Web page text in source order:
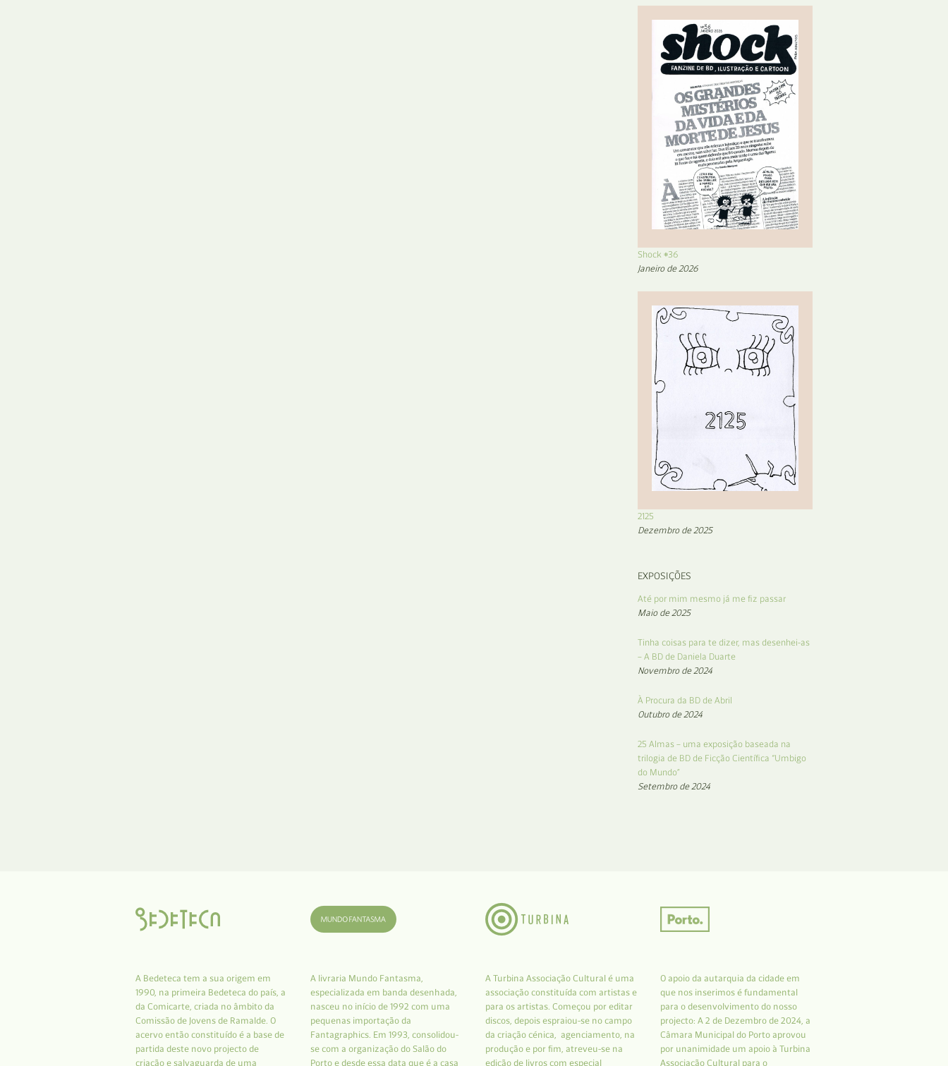
Shock #36
Janeiro de 2026
2125
Dezembro de 2025
EXPOSIÇÕES
Até por mim mesmo já me fiz passar
Maio de 2025
Tinha coisas para te dizer, mas desenhei-as
– A BD de Daniela Duarte
Novembro de 2024
À Procura da BD de Abril
Outubro de 2024
25 Almas – uma exposição baseada na
trilogia de BD de Ficção Científica “Umbigo
do Mundo”
Setembro de 2024
A Bedeteca tem a sua origem em
1990, na primeira Bedeteca do país, a
da Comicarte, criada no âmbito da
Comissão de Jovens de Ramalde. O
acervo então constituído é a base de
partida deste novo projecto de
criação e salvaguarda de uma
A livraria Mundo Fantasma,
especializada em banda desenhada,
nasceu no início de 1992 com uma
pequenas importação da
Fantagraphics. Em 1993, consolidou-
se com a organização do Salão do
Porto e desde essa data que é a casa
A Turbina Associação Cultural é uma
associação constituída com artistas e
para os artistas. Começou por editar
discos, depois espraiou-se no campo
da criação cénica, agenciamento, na
produção e por fim, atreveu-se na
edição de livros com especial
O apoio da autarquia da cidade em
que nos inserimos é fundamental
para o desenvolvimento do nosso
projecto: A 2 de Dezembro de 2024, a
Câmara Municipal do Porto aprovou
por unanimidade um apoio à Turbina
Associação Cultural para o